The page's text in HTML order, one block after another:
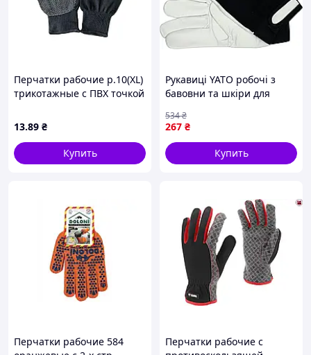
Перчатки рабочие р.10(XL)
трикотажные с ПВХ точкой
13.89 ₴
Купить
Рукавиці YATO робочі з
бавовни та шкіри для
комфортною посадкою
267 ₴
534₴
Купить
Перчатки рабочие 584
Перчатки рабочие с